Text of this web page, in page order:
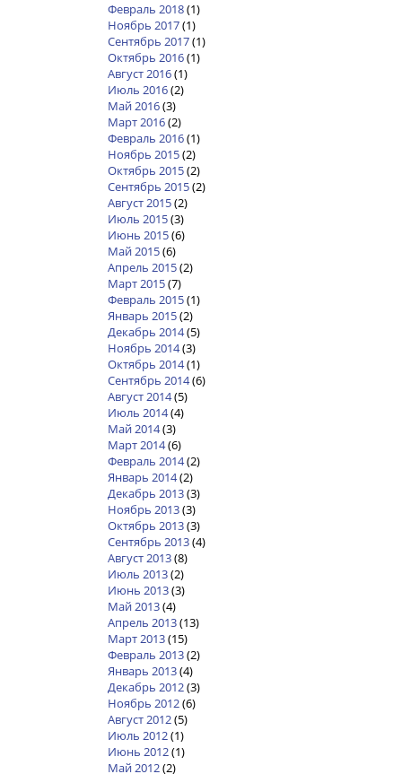
Февраль 2018(1)
Ноябрь 2017(1)
Сентябрь 2017(1)
Октябрь 2016(1)
Август 2016(1)
Июль 2016(2)
Май 2016(3)
Март 2016(2)
Февраль 2016(1)
Ноябрь 2015(2)
Октябрь 2015(2)
Сентябрь 2015(2)
Август 2015(2)
Июль 2015(3)
Июнь 2015(6)
Май 2015(6)
Апрель 2015(2)
Март 2015(7)
Февраль 2015(1)
Январь 2015(2)
Декабрь 2014(5)
Ноябрь 2014(3)
Октябрь 2014(1)
Сентябрь 2014(6)
Август 2014(5)
Июль 2014(4)
Май 2014(3)
Март 2014(6)
Февраль 2014(2)
Январь 2014(2)
Декабрь 2013(3)
Ноябрь 2013(3)
Октябрь 2013(3)
Сентябрь 2013(4)
Август 2013(8)
Июль 2013(2)
Июнь 2013(3)
Май 2013(4)
Апрель 2013(13)
Март 2013(15)
Февраль 2013(2)
Январь 2013(4)
Декабрь 2012(3)
Ноябрь 2012(6)
Август 2012(5)
Июль 2012(1)
Июнь 2012(1)
Май 2012(2)